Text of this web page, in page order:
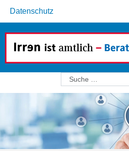
Datenschutz